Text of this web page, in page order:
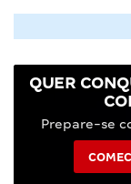
QUER
Prepare-se